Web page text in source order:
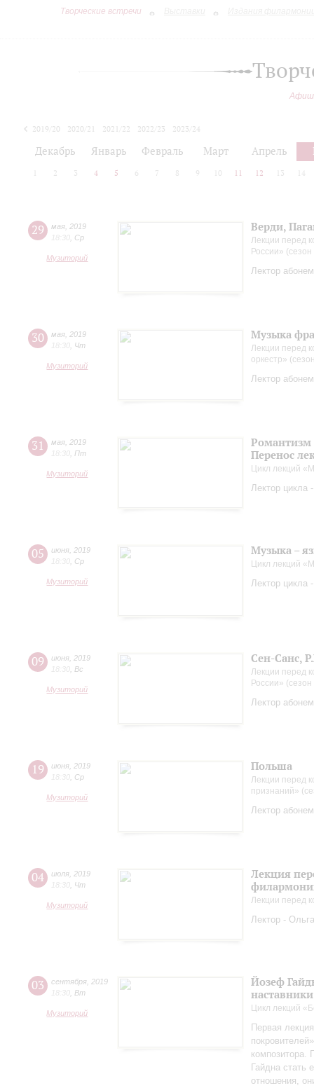
Творческие встречи
2019/20 2020/21 2021/22 2022/23
2023/24
Декабрь Январь Февраль Март Апрель
2 3 4 5 6 7 8 9 10 11 12 13 14
29 мая 2019
18:30 Ср
Музиторий
Верди,
Лекции перед
России»
Лектор
30 мая 2019
18:30 Чт
Музиторий
Музыка
Лекции перед
оркестр»
Лектор
31 мая 2019
18:30 Пт
Музиторий
Романтизм
Перенос
Цикл лекций
Лектор цикла
05 июня 2019
18:30 Ср
Музиторий
Музыка –
Цикл лекций
Лектор цикла
09 июня 2019
18:30 Вс
Музиторий
Сен-Санс,
Лекции перед
России»
Лектор
19 июня 2019
18:30 Ср
Музиторий
Польша
Лекции перед
признаний»
Лектор
04 июля 2019
18:30 Чт
Музиторий
Лекция
Лекции перед
Лектор -
03 сентября 2019
18:30 Вт
Музиторий
Йозеф
Цикл лекций
Первая
композитора.
Гайдна стать
отношения,